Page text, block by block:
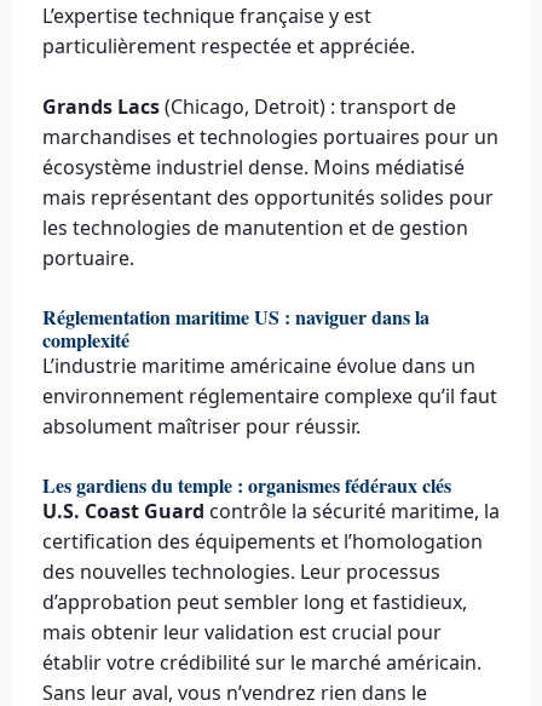
L’expertise technique française y est
particulièrement respectée et appréciée.
Grands Lacs(Chicago, Detroit) : transport de
marchandises et technologies portuaires pour un
écosystème industriel dense. Moins médiatisé
mais représentant des opportunités solides pour
les technologies de manutention et de gestion
portuaire.
Réglementation maritime US : naviguer dans la
complexité
L’industrie maritime américaine évolue dans un
environnement réglementaire complexe qu’il faut
absolument maîtriser pour réussir.
Les gardiens du temple : organismes fédéraux clés
U.S. Coast Guard contrôle la sécurité maritime, la
certification des équipements et l’homologation
des nouvelles technologies. Leur processus
d’approbation peut sembler long et fastidieux,
mais obtenir leur validation est crucial pour
établir votre crédibilité sur le marché américain.
Sans leur aval, vous n’vendrez rien dans le